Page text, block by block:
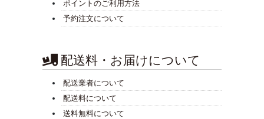
ポイントのご利用方法
予約注文について
配送料・お届けについて
配送業者について
配送料について
送料無料について